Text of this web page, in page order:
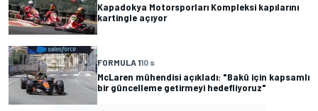
Kapadokya Motorsporları Kompleksi kapılarını
kartingle açıyor
FORMULA 110 s
McLaren mühendisi açıkladı: "Bakü için kapsamlı
bir güncelleme getirmeyi hedefliyoruz"